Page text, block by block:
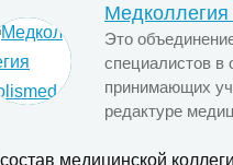
Медколлегия
Это
специалистов в
принимающих
редактуре
медицинской